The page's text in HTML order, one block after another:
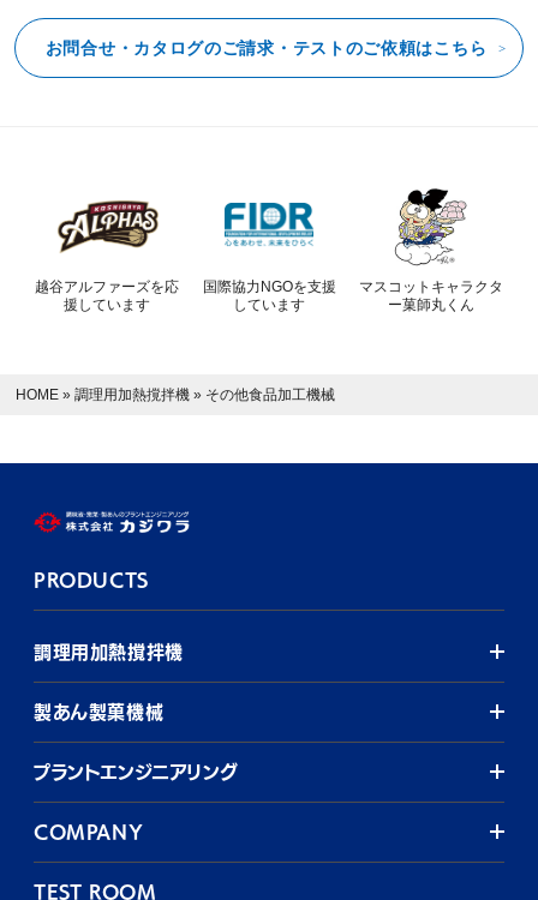
お問合せ・カタログのご請求・テストのご依頼はこちら
越谷アルファーズを応
援しています
国際協力NGOを支援
しています
マスコットキャラクタ
ー菓師丸くん
HOME » 調理用加熱撹拌機 » その他食品加工機械
PRODUCTS
調理用加熱撹拌機
製あん製菓機械
プラントエンジニアリング
COMPANY
TEST ROOM